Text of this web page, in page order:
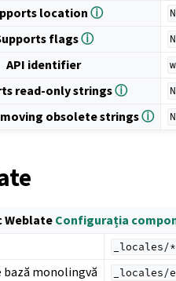
locationⓘ
flagsⓘ
API identifier
read-only stringsⓘ
obsolete stringsⓘ
WeblateConfigurația
_locales/
bază monolingvă _locales/